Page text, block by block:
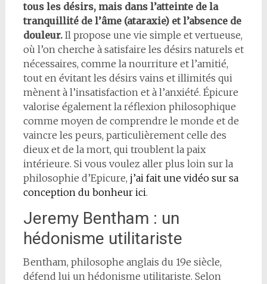
tous les désirs, mais dans l’atteinte de la
tranquillité de l’âme (ataraxie) et l’absence de
douleur.Il propose une vie simple et vertueuse,
où l’on cherche à satisfaire les désirs naturels et
nécessaires, comme la nourriture et l’amitié,
tout en évitant les désirs vains et illimités qui
mènent à l’insatisfaction et à l’anxiété. Épicure
valorise également la réflexion philosophique
comme moyen de comprendre le monde et de
vaincre les peurs, particulièrement celle des
dieux et de la mort, qui troublent la paix
intérieure. Si vous voulez aller plus loin sur la
philosophie d’Epicure, j’ai fait une vidéo sur sa
conception du bonheur ici.
Jeremy Bentham : un
hédonisme utilitariste
Bentham, philosophe anglais du 19e siècle,
défend lui un hédonisme utilitariste. Selon